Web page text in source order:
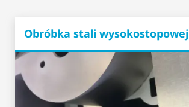
Obróbka stali wysokostopowej